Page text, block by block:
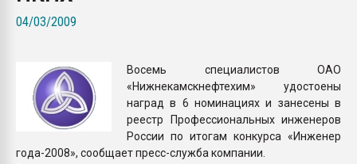
ПЕРЕЙТИ НА
04/03/2009
Восемь специалистов ОАО
«Нижнекамскнефтехим» удостоены
наград в 6 номинациях и занесены в
реестр Профессиональных инженеров
России по итогам конкурса «Инженер
года-2008», сообщает пресс-служба компании.